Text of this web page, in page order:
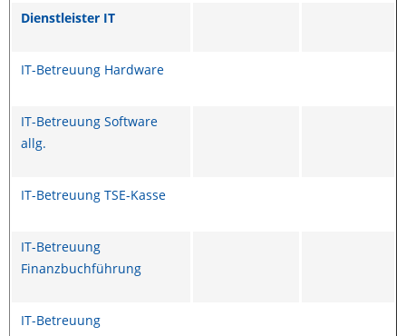
Dienstleister IT
IT-Betreuung Hardware
IT-Betreuung Software
allg.
IT-Betreuung TSE-Kasse
IT-Betreuung
Finanzbuchführung
IT-Betreuung